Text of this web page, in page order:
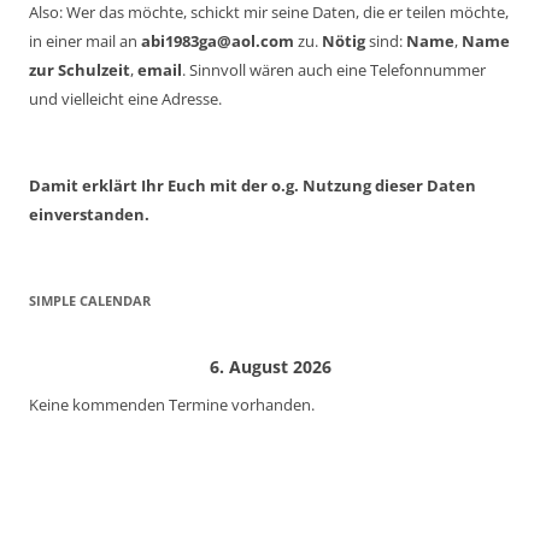
Also: Wer das möchte, schickt mir seine Daten, die er teilen möchte,
in einer mail an abi1983ga@aol.com zu. Nötigsind: Name, Name
zur Schulzeit,email. Sinnvoll wären auch eine Telefonnummer
und vielleicht eine Adresse.
Damit erklärt Ihr Euch mit der o.g. Nutzung dieser Daten
einverstanden.
SIMPLE CALENDAR
6. August 2026
Keine kommenden Termine vorhanden.